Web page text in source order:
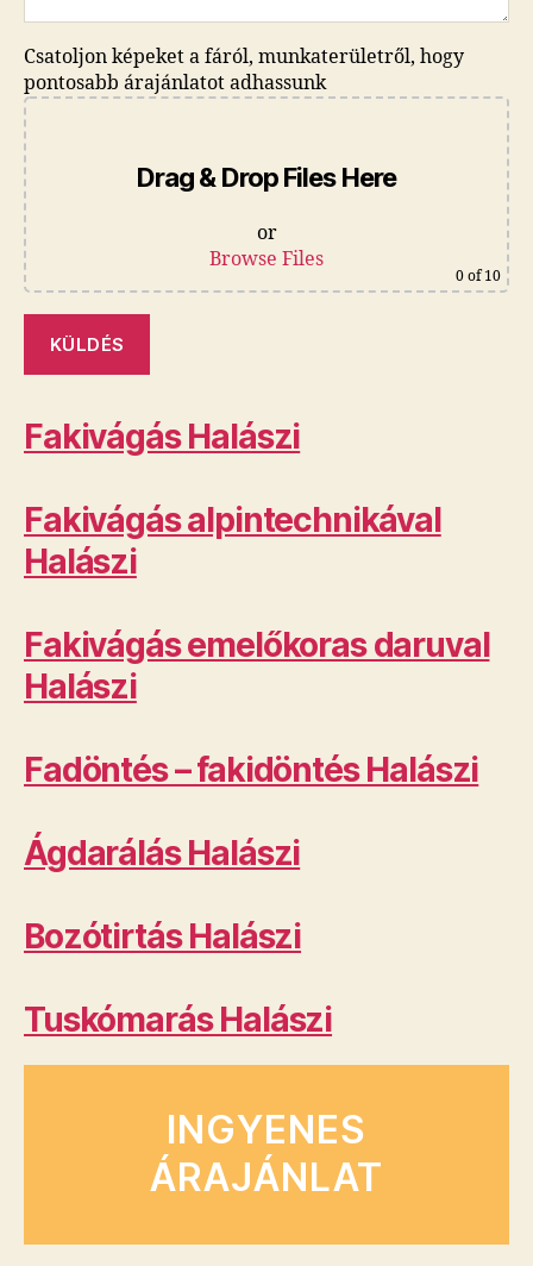
Csatoljon képeket a fáról, munkaterületről, hogy
pontosabb árajánlatot adhassunk
Drag & Drop Files Here
or
Browse Files
0 of 10
Fakivágás Halászi
Fakivágás alpintechnikával
Halászi
Fakivágás emelőkoras daruval
Halászi
Fadöntés – fakidöntés Halászi
Ágdarálás Halászi
Bozótirtás Halászi
Tuskómarás Halászi
INGYENES
ÁRAJÁNLAT